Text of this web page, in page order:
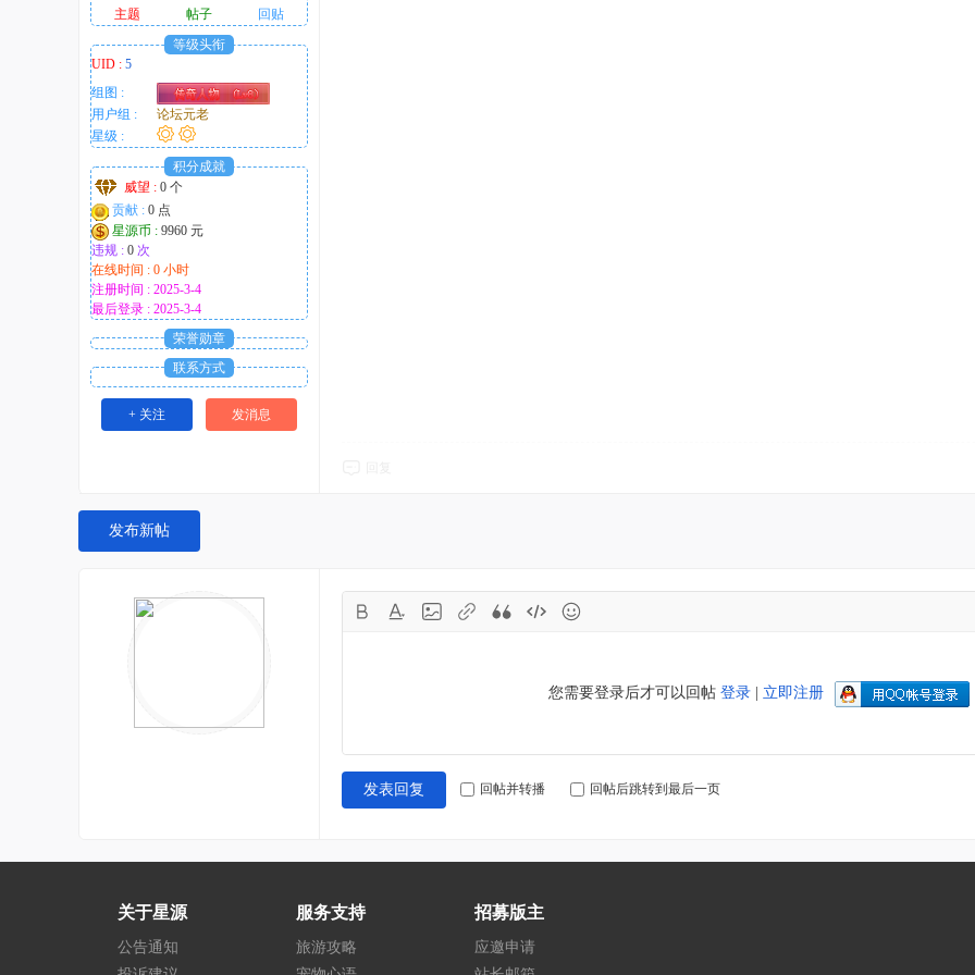
主题
帖子
回贴
等级头衔
UID : 5
组图 :
用户组 :
论坛元老
星级 :
积分成就
威望 : 0 个
贡献 : 0 点
星源币 : 9960 元
违规 : 0 次
在线时间 : 0 小时
注册时间 : 2025-3-4
最后登录 : 2025-3-4
荣誉勋章
联系方式
+ 关注 发消息
发布新帖
您需要登录后才可以回帖 登录 立即注册
发表回复 回帖并转播 回帖后跳转到最后一页
关于星源
公告通知
服务支持
旅游攻略
招募版主
应邀申请